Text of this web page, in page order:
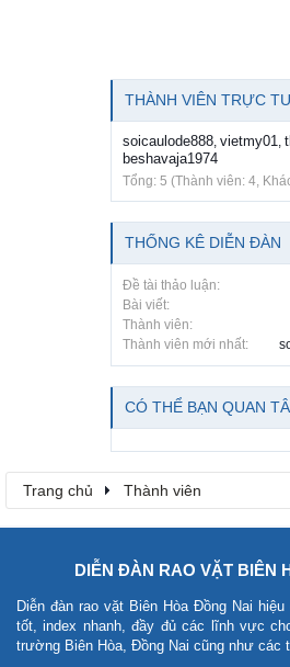
THÀNH VIÊN TRỰC
soicaulode888, vietmy01,
beshavaja1974
Tổng: 5 (Thành viên: 4,
THỐNG KÊ DIỄN ĐÀN
Đề tài thảo luận:
Bài viết:
Thành viên:
Thành viên mới nhất:
CÓ THỂ BẠN QUAN
Trang chủ Thành viên
DIỄN ĐÀN RAO VẶT BIÊN
Diễn đàn rao vặt Biên Hòa Đồng Nai hiệu
tốt, index nhanh, đầy đủ các lĩnh vực
trường Biên Hòa, Đồng Nai cũng như các